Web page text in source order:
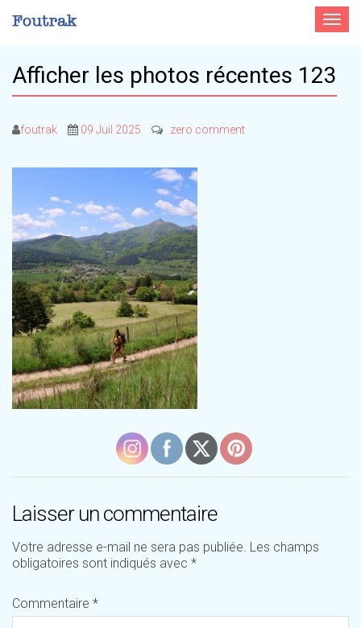
Toggle
Afficher les photos récentes 123
foutrak 09 Juil 2025 zero comment
Laisser un commentaire
Votre adresse e-mail ne sera pas publiée. Les champs
obligatoires sont indiqués avec *
Commentaire *